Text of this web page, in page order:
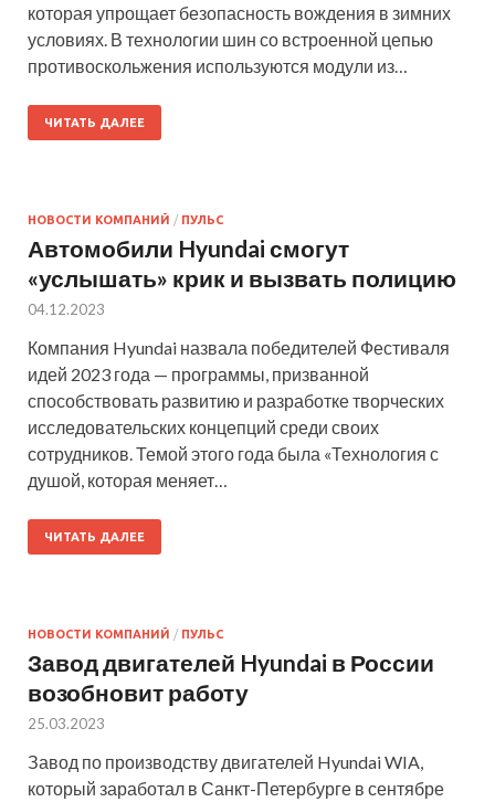
которая упрощает безопасность вождения в зимних
условиях. В технологии шин со встроенной цепью
противоскольжения используются модули из…
ЧИТАТЬ ДАЛЕЕ
НОВОСТИ КОМПАНИЙ / ПУЛЬС
Автомобили Hyundai смогут
«услышать» крик и вызвать полицию
04.12.2023
Компания Hyundai назвала победителей Фестиваля
идей 2023 года — программы, призванной
способствовать развитию и разработке творческих
исследовательских концепций среди своих
сотрудников. Темой этого года была «Технология с
душой, которая меняет…
ЧИТАТЬ ДАЛЕЕ
НОВОСТИ КОМПАНИЙ / ПУЛЬС
Завод двигателей Hyundai в России
возобновит работу
25.03.2023
Завод по производству двигателей Hyundai WIA,
который заработал в Санкт-Петербурге в сентябре